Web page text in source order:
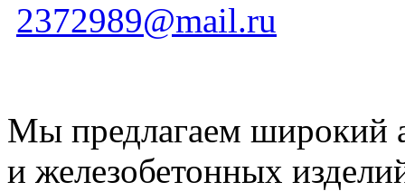
2372989@mail.ru
Мы предлагаем широкий
и железобетонных